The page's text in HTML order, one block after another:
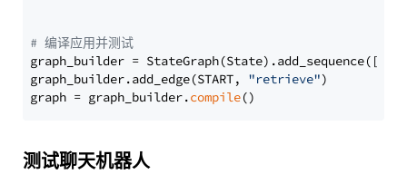
# 编译应用并测试
graph_builder =
graph_builder.add_edge(START, "retrieve")
graph = graph_builder.compile
测试聊天机器人